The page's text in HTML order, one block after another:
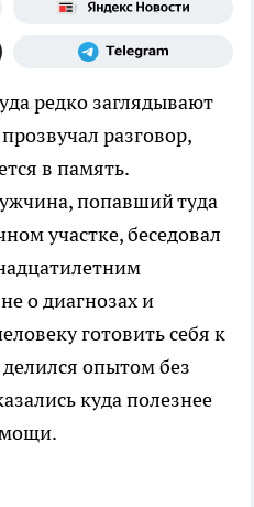
редко заглядывают
разговор,
в память.
попавший туда
участке, беседовал
о диагнозах и
готовить себя к
опытом без
куда полезнее